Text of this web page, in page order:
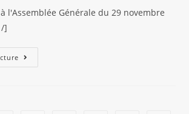
la
publication :
l'Assemblée Générale du 29 novembre
]
Le
Bureau